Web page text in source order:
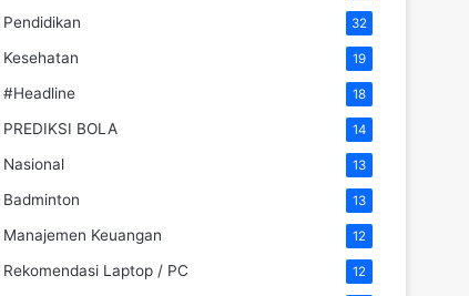
Pendidikan 32
Kesehatan 19
#Headline 18
PREDIKSI BOLA 14
Nasional 13
Badminton 13
Manajemen Keuangan 12
Rekomendasi Laptop / PC 12